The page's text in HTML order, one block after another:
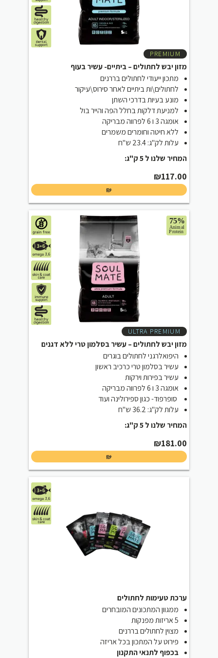
PREMIUM
מזון יבש לחתולים – ביתיים- עשיר בעוף
מתכון ייעודי לחתולים בררנים
לחתולים\ות ביתיים לאחר סירוס\עיקור
מונע בעיות בדרכי השתן
למניעת דלקות בחלל הפה והייר בול
אומגה 3 ו 6 לפרווה מבריקה
ללא חיטה וחומרים משמרים
עלות לק"ג: 23.4 ש"ח
המחיר שלנו ל 5 ק"ג:
₪117.00
₪
ULTRA PREMIUM
מזון יבש לחתולים – עשיר בסלמון טרי ללא דגנים
היפואלרגני לחתולים בוגרים
עשיר בסלמון טרי כרכיב ראשון
עשיר בפירות וירקות
אומגה 3 ו 6 לפרווה מבריקה
סופרפוד- כגון ספירולינה ועוד
עלות לק"ג: 36.2 ש"ח
המחיר שלנו ל 5 ק"ג:
₪181.00
₪
ערכת טעימות לחתולים
ממגוון המתכונים המובחרים
5 אריזות מפנקות
מצוין לחתולים בררנים
פירוט על המתכון בכל אריזה
בכפוף לתנאי התקנון